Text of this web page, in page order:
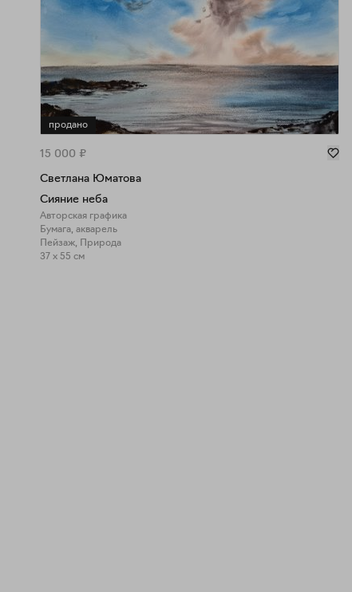
продано
15 000 ₽
Светлана Юматова
Сияние неба
Авторская графика
Бумага, акварель
Пейзаж, Природа
37 x 55 см